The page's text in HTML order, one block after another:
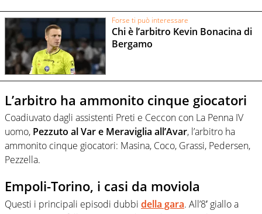
Forse ti può interessare
Chi è l’arbitro Kevin Bonacina di
Bergamo
L’arbitro ha ammonito cinque giocatori
Coadiuvato dagli assistenti Preti e Ceccon con La Penna IV
uomo, Pezzuto al Var e Meraviglia all’Avar, l’arbitro ha
ammonito cinque giocatori: Masina, Coco, Grassi, Pedersen,
Pezzella.
Empoli-Torino, i casi da moviola
Questi i principali episodi dubbi della gara. All’8′ giallo a